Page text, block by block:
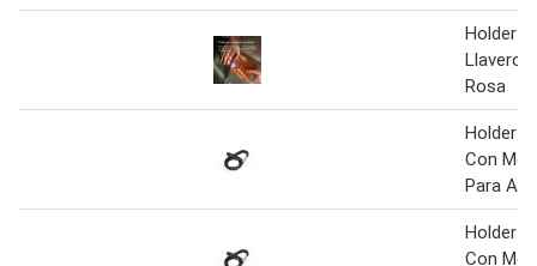
Holder
Llavero
Rosa
Holder
Con
Para
Holder
Con